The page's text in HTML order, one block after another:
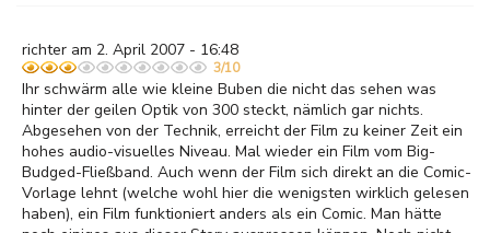
richter am 2. April 2007 - 16:48
3/10
Ihr schwärm alle wie kleine Buben die nicht das sehen was
hinter der geilen Optik von 300 steckt, nämlich gar nichts.
Abgesehen von der Technik, erreicht der Film zu keiner Zeit ein
hohes audio-visuelles Niveau. Mal wieder ein Film vom Big-
Budged-Fließband. Auch wenn der Film sich direkt an die Comic-
Vorlage lehnt (welche wohl hier die wenigsten wirklich gelesen
haben), ein Film funktioniert anders als ein Comic. Man hätte